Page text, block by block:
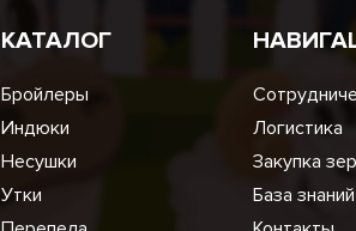
КАТАЛОГ
Бройлеры
Индюки
Несушки
Утки
Логистика
Закупка
База знаний